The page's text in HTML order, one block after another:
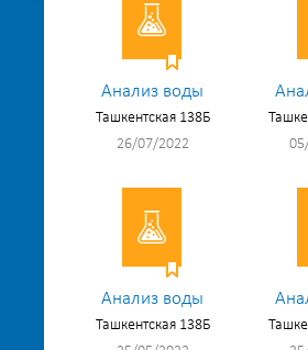
Анализ воды
Ташкентская 138Б
26/07/2022
Анализ воды
Ташкентская 138Б